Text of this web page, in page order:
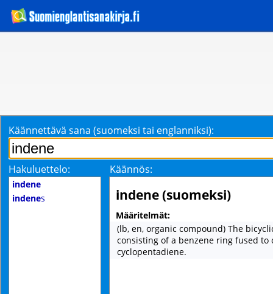
Käännettävä sana (suomeksi tai englanniksi):
Hakuluettelo: Käännös:
indene
indenes indene (suomeksi)
Määritelmät:
(lb, en, organic compound) The
consisting of a benzene ring fused to
cyclopentadiene.